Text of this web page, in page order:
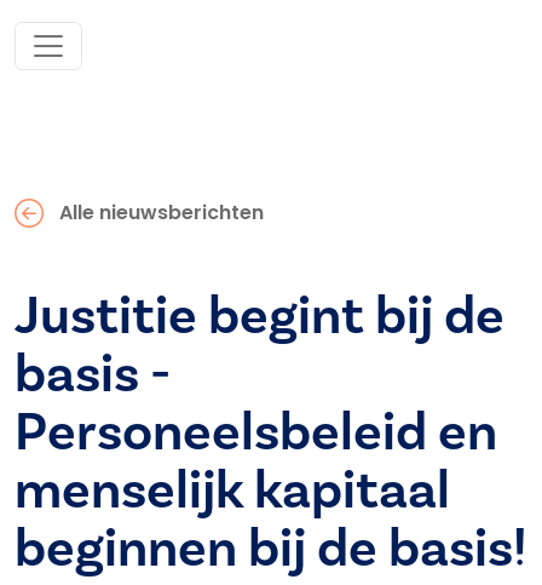
Alle nieuwsberichten
Justitie begint bij de
basis -
Personeelsbeleid en
menselijk kapitaal
beginnen bij de basis!